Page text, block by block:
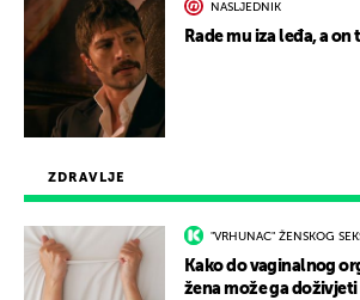
ZDRAVLJE
"VRHUNAC" ŽENSKOG
Kako do vaginalnog
žena može ga
NASLJEDNIK
Rade mu iza leđa, a